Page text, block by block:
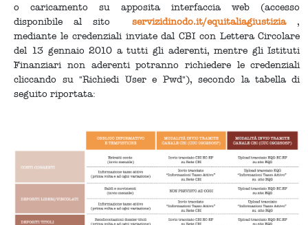
o caricamento su apposita interfaccia web (accesso
disponibile al sito
servizidinodo.it/equitaliagiustizia
,
mediante le credenziali inviate dal CBI con Lettera Circolare
del 13 gennaio 2010 a tutti gli aderenti, mentre gli Istituti
Finanziari non aderenti potranno richiedere le credenziali
cliccando su "Richiedi User e Pwd"), secondo la tabella di
seguito riportata: